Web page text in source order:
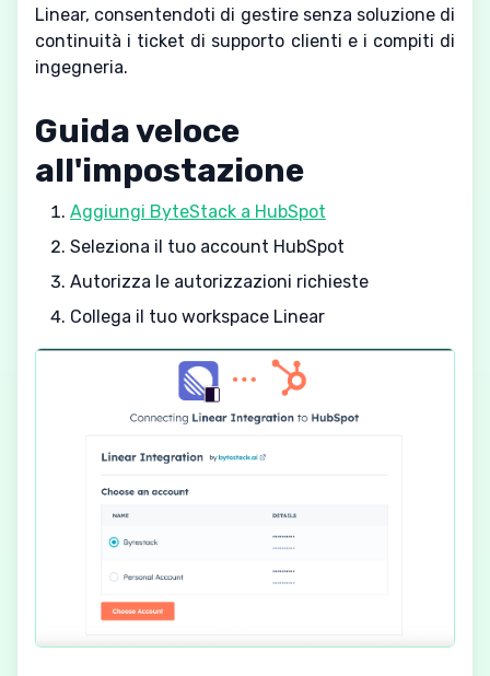
Linear, consentendoti di gestire senza soluzione di
continuità i ticket di supporto clienti e i compiti di
ingegneria.
Guida veloce
all'impostazione
Aggiungi ByteStack a HubSpot
Seleziona il tuo account HubSpot
Autorizza le autorizzazioni richieste
Collega il tuo workspace Linear